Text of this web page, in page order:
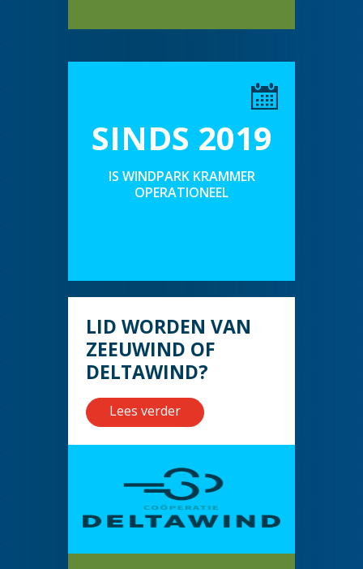
SINDS 2019
IS WINDPARK KRAMMER
OPERATIONEEL
LID WORDEN VAN
ZEEUWIND OF
DELTAWIND?
Lees verder